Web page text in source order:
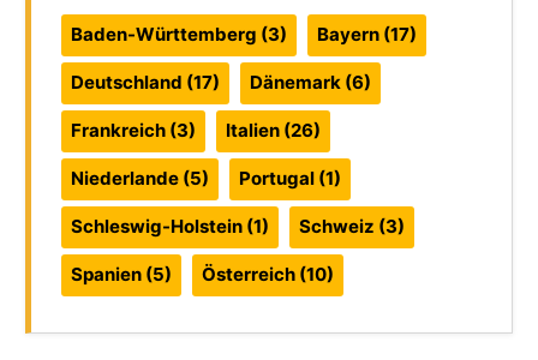
Baden-Württemberg (3) Bayern(17)
Deutschland (17) Dänemark (6)
Frankreich(3) Italien(26)
Niederlande(5) Portugal(1)
Schleswig-Holstein(1) Schweiz (3)
Spanien(5) Österreich(10)